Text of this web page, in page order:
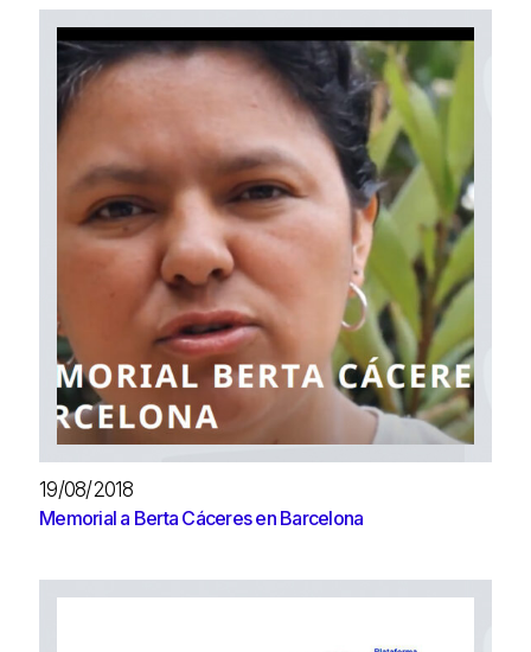
19/08/2018
Memorial a Berta Cáceres en Barcelona